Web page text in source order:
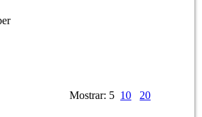
Mostrar: 5 10 20